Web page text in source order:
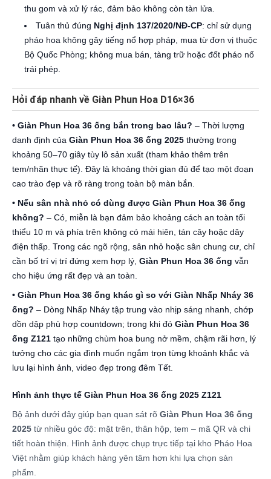
thu gom và xử lý rác, đảm bảo không còn tàn lửa.
Tuân thủ đúng Nghị định 137/2020/NĐ-CP: chỉ sử dụng
pháo hoa không gây tiếng nổ hợp pháp, mua từ đơn vị thuộc
Bộ Quốc Phòng; không mua bán, tàng trữ hoặc đốt pháo nổ
trái phép.
Hỏi đáp nhanh về Giàn Phun Hoa D16×36
• Giàn Phun Hoa 36 ống bắn trong bao lâu? – Thời lượng
danh định của Giàn Phun Hoa 36 ống 2025 thường trong
khoảng 50–70 giây tùy lô sản xuất (tham khảo thêm trên
tem/nhãn thực tế). Đây là khoảng thời gian đủ để tạo một đoạn
cao trào đẹp và rõ ràng trong toàn bộ màn bắn.
• Nếu sân nhà nhỏ có dùng được Giàn Phun Hoa 36 ống
không? – Có, miễn là bạn đảm bảo khoảng cách an toàn tối
thiểu 10 m và phía trên không có mái hiên, tán cây hoặc dây
điện thấp. Trong các ngõ rộng, sân nhỏ hoặc sân chung cư, chỉ
cần bố trí vị trí đứng xem hợp lý, Giàn Phun Hoa 36 ống vẫn
cho hiệu ứng rất đẹp và an toàn.
• Giàn Phun Hoa 36 ống khác gì so với Giàn Nhấp Nháy 36
ống? – Dòng Nhấp Nháy tập trung vào nhịp sáng nhanh, chớp
dồn dập phù hợp countdown; trong khi đó Giàn Phun Hoa 36
ống Z121 tạo những chùm hoa bung nở mềm, chậm rãi hơn, lý
tưởng cho các gia đình muốn ngắm trọn từng khoảnh khắc và
lưu lại hình ảnh, video đẹp trong đêm Tết.
Hình ảnh thực tế Giàn Phun Hoa 36 ống 2025 Z121
Bộ ảnh dưới đây giúp bạn quan sát rõ Giàn Phun Hoa 36 ống
2025 từ nhiều góc độ: mặt trên, thân hộp, tem – mã QR và chi
tiết hoàn thiện. Hình ảnh được chụp trực tiếp tại kho Pháo Hoa
Việt nhằm giúp khách hàng yên tâm hơn khi lựa chọn sản
phẩm.